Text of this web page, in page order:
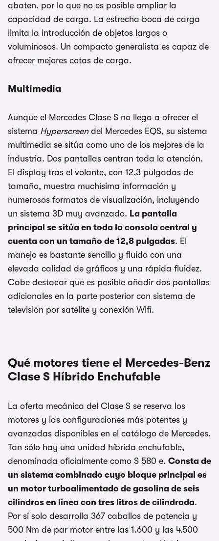
abaten, por lo que no es posible ampliar la
capacidad de carga. La estrecha boca de carga
limita la introducción de objetos largos o
voluminosos. Un compacto generalista es capaz de
ofrecer mejores cotas de carga.
Multimedia
Aunque el Mercedes Clase S no llega a ofrecer el
sistema Hyperscreendel Mercedes EQS, su sistema
multimedia se sitúa como uno de los mejores de la
industria. Dos pantallas centran toda la atención.
El display tras el volante, con 12,3 pulgadas de
tamaño, muestra muchísima información y
numerosos formatos de visualización, incluyendo
un sistema 3D muy avanzado. La pantalla
principal se sitúa en toda la consola central y
cuenta con un tamaño de 12,8 pulgadas. El
manejo es bastante sencillo y fluido con una
elevada calidad de gráficos y una rápida fluidez.
Cabe destacar que es posible añadir dos pantallas
adicionales en la parte posterior con sistema de
televisión por satélite y conexión Wifi.
Qué motores tiene el Mercedes-Benz
Clase S Híbrido Enchufable
La oferta mecánica del Clase S se reserva los
motores y las configuraciones más potentes y
avanzadas disponibles en el catálogo de Mercedes.
Tan sólo hay una unidad híbrida enchufable,
denominada oficialmente como S 580 e. Consta de
un sistema combinado cuyo bloque principal es
un motor turboalimentado de gasolina de seis
cilindros en línea con tres litros de cilindrada.
Por sí solo desarrolla 367 caballos de potencia y
500 Nm de par motor entre las 1.600 y las 4.500